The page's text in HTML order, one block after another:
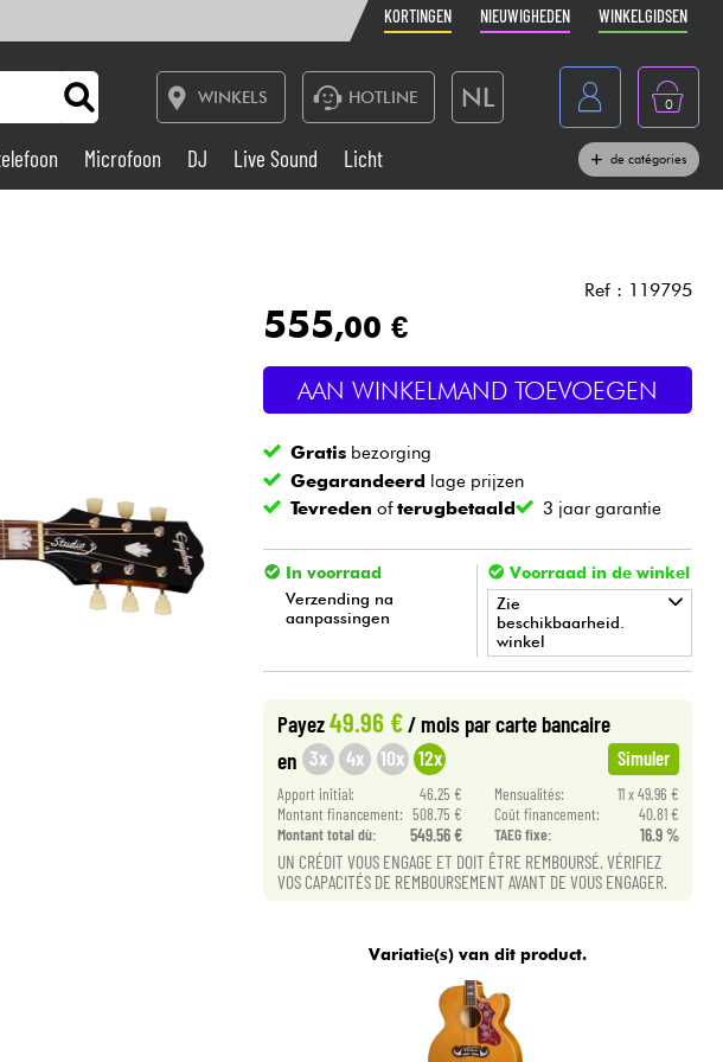
KORTINGEN NIEUWIGHEDEN WINKELGIDSEN
WINKELS HOTLINE NL
France
Belgique
Deutschland
0
Live Sound
Blaasinstrument
Kabels & toebehoren
Microfoon DJ Live Sound Licht de catégories
Ref : 119795
555,00 €
AAN WINKELMAND TOEVOEGEN
Gratis bezorging
Gegarandeerd lage prijzen
Tevreden ofterugbetaald 3 jaar garantie
In voorraad
Verzending na
aanpassingen
Voorraad in de winkel
Zie
beschikbaarheid.
winkel
Payez49.96 €/ mois par carte bancaire
en 3x 4x 10x 12x Simuler
Apport initial: 46.25 € Mensualités:
11 x 49.96 €
Montant financement: 508.75 € Coût financement:
40.81 €
Montant total dù:
549.56 € TAEG fixe: 16.9 %
UN CRÉDIT VOUS ENGAGE ET DOIT ÊTRE REMBOURSÉ. VÉRIFIEZ
VOS CAPACITÉS DE REMBOURSEMENT AVANT DE VOUS ENGAGER.
Variatie(s) van dit product.